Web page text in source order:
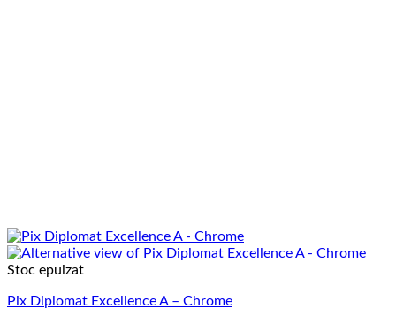
Stoc epuizat
Pix Diplomat Excellence A – Chrome